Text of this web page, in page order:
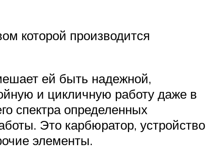
которой производится
ей быть надежной,
и цикличную работу даже в
спектра определенных
Это карбюратор, устройство
элементы.